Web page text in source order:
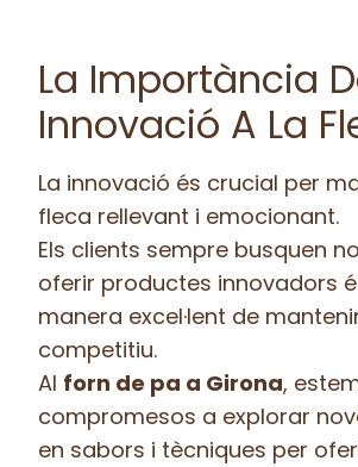
La Importància
Innovació A La
La innovació és crucial per
fleca rellevant i emocionant.
Els clients sempre busquen
oferir productes innovadors
manera excel·lent de
competitiu.
Al forn de pa a Girona,
compromesos a explorar
en sabors i tècniques per